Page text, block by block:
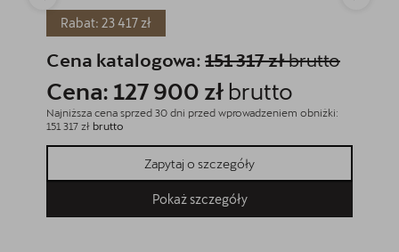
Rabat: 23 417 zł
Cena katalogowa: 151 317 złbrutto
Cena: 127 900 zł brutto
Najniższa cena sprzed 30 dni przed wprowadzeniem obniżki:
151 317 zł brutto
Zapytaj o szczegóły
Pokaż szczegóły